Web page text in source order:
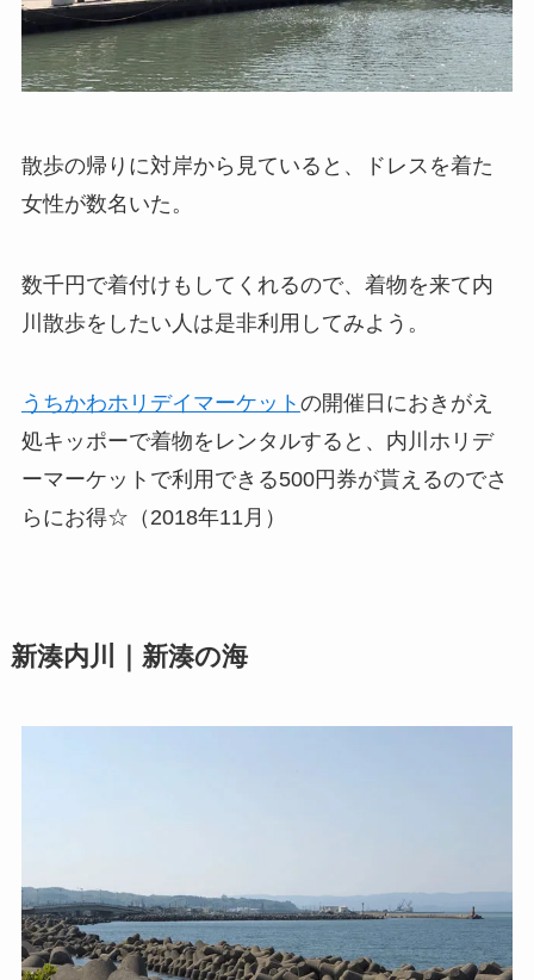
散歩の帰りに対岸から見ていると、ドレスを着た
女性が数名いた。
数千円で着付けもしてくれるので、着物を来て内
川散歩をしたい人は是非利用してみよう。
うちかわホリデイマーケット の開催日におきがえ
処キッポーで着物をレンタルすると、内川ホリデ
ーマーケットで利用できる500円券が貰えるのでさ
らにお得☆（2018年11月）
新湊内川｜新湊の海